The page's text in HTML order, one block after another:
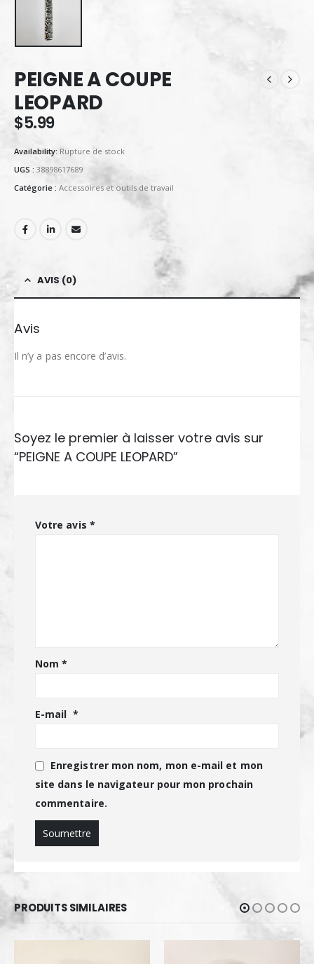
PEIGNE A COUPE
LEOPARD
$5.99
Availability: Rupture de stock
UGS : 38898617689
Catégorie : Accessoires et outils de travail
AVIS (0)
Avis
Il n’y a pas encore d’avis.
Soyez le premier à laisser votre avis sur
“PEIGNE A COUPE LEOPARD”
Votre avis *
Nom*
E-mail *
Enregistrer mon nom, mon e-mail et mon
site dans le navigateur pour mon prochain
commentaire.
PRODUITS SIMILAIRES